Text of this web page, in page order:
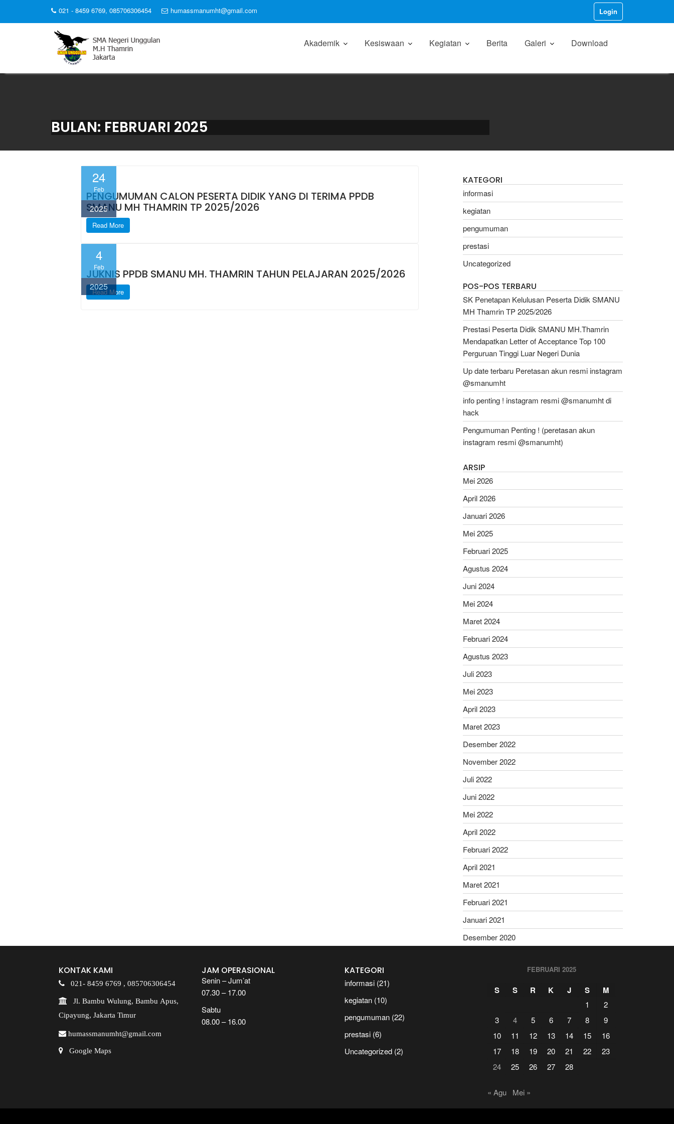
021 - 8459 6769, 085706306454 humassmanumht@gmail.com Login
Akademik Kesiswaan Kegiatan Berita Galeri Download
BULAN: FEBRUARI 2025
24
Feb
2025
PENGUMUMAN CALON PESERTA DIDIK YANG DI TERIMA PPDB
SMANU MH THAMRIN TP 2025/2026
Read More
4
Feb
2025
JUKNIS PPDB SMANU MH. THAMRIN TAHUN PELAJARAN 2025/2026
Read More
KATEGORI
informasi
kegiatan
pengumuman
prestasi
Uncategorized
POS-POS TERBARU
SK Penetapan Kelulusan Peserta Didik SMANU
MH Thamrin TP 2025/2026
Prestasi Peserta Didik SMANU MH.Thamrin
Mendapatkan Letter of Acceptance Top 100
Perguruan Tinggi Luar Negeri Dunia
Up date terbaru Peretasan akun resmi instagram
@smanumht
info penting ! instagram resmi @smanumht di
hack
Pengumuman Penting ! (peretasan akun
instagram resmi @smanumht)
ARSIP
Mei 2026
April 2026
Januari 2026
Mei 2025
Februari 2025
Agustus 2024
Juni 2024
Mei 2024
Maret 2024
Februari 2024
Agustus 2023
Juli 2023
Mei 2023
April 2023
Maret 2023
Desember 2022
November 2022
Juli 2022
Juni 2022
Mei 2022
April 2022
Februari 2022
April 2021
Maret 2021
Februari 2021
Januari 2021
Desember 2020
KONTAK KAMI
021- 8459 6769 , 085706306454
Jl. Bambu Wulung, Bambu Apus,
Cipayung, Jakarta Timur
humassmanumht@gmail.com
Google Maps
JAM OPERASIONAL
Senin – Jum’at
07.30 – 17.00
Sabtu
08.00 – 16.00
KATEGORI
informasi (21)
kegiatan (10)
pengumuman (22)
prestasi (6)
Uncategorized (2)
FEBRUARI 2025
S S R K J S M
1
2
3
4 5 6 7 8
9
10
11 12 13 14 15
16
17
18 19 20 21 22
23
24
25 26 27 28
« Agu Mei »